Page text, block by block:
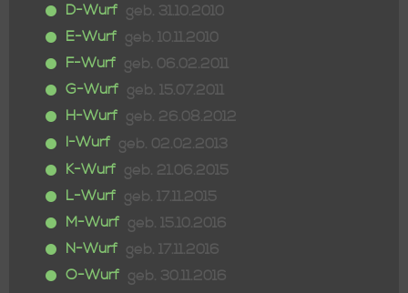
D-Wurf geb. 31.10.2010
E-Wurf geb. 10.11.2010
F-Wurf geb. 06.02.2011
G-Wurf geb. 15.07.2011
H-Wurf geb. 26.08.2012
I-Wurf geb. 02.02.2013
K-Wurf geb. 21.06.2015
L-Wurf geb. 17.11.2015
M-Wurf geb. 15.10.2016
N-Wurf geb. 17.11.2016
O-Wurf geb. 30.11.2016